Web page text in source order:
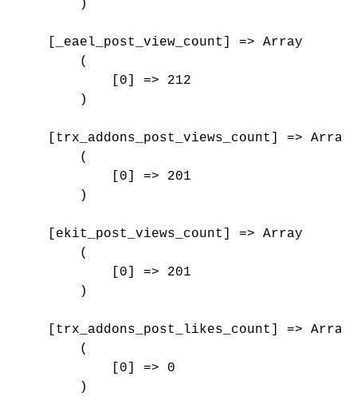
        )
    [_eael_post_view_count] => Array
        (
            [0] => 212
        )
    [trx_addons_post_views_count] => Array
        (
            [0] => 201
        )
    [ekit_post_views_count] => Array
        (
            [0] => 201
        )
    [trx_addons_post_likes_count] => Array
        (
            [0] => 0
        )